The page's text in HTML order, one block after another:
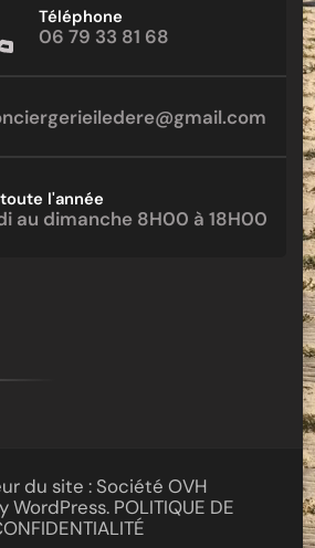
Téléphone
06 79 33 81 68
l'année
au dimanche 8H00 à 18H00
du site : Société OVH
WordPress. POLITIQUE DE